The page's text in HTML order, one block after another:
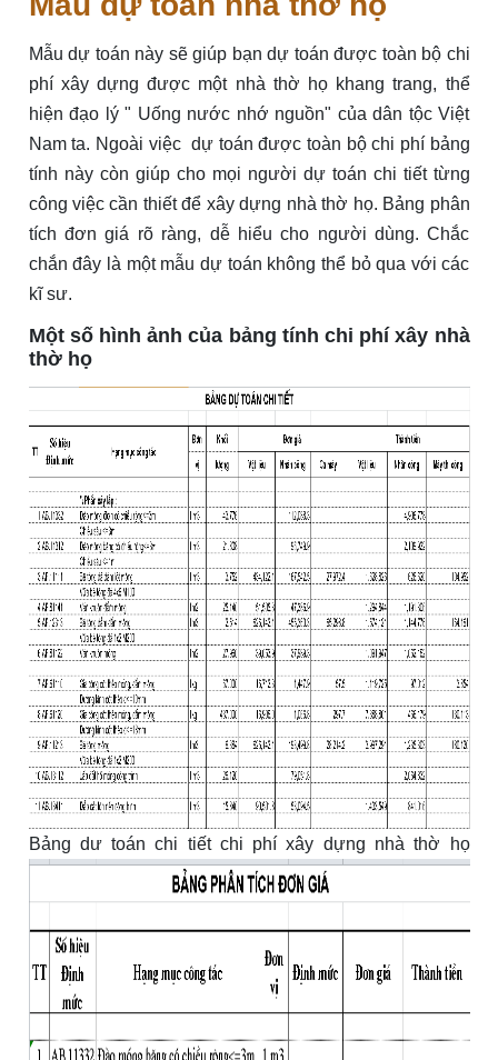
Mẫu dự toán này sẽ giúp bạn dự toán được toàn bộ chi
phí xây dựng được một nhà thờ họ khang trang, thể
hiện đạo lý " Uống nước nhớ nguồn" của dân tộc Việt
Nam ta. Ngoài việc dự toán được toàn bộ chi phí bảng
tính này còn giúp cho mọi người dự toán chi tiết từng
công việc cần thiết để xây dựng nhà thờ họ. Bảng phân
tích đơn giá rõ ràng, dễ hiểu cho người dùng. Chắc
chắn đây là một mẫu dự toán không thể bỏ qua với các
kĩ sư.
Một số hình ảnh của bảng tính chi phí xây nhà
thờ họ
Bảng dư toán chi tiết chi phí xây dựng nhà thờ họ